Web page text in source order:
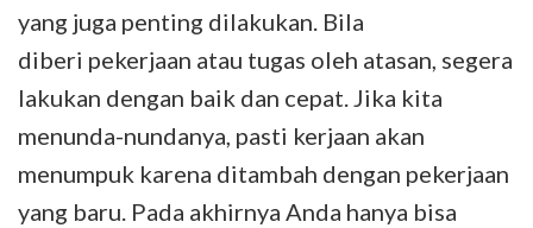
yang juga penting dilakukan. Bila
diberi pekerjaan atau tugas oleh atasan, segera
lakukan dengan baik dan cepat. Jika kita
menunda-nundanya, pasti kerjaan akan
menumpuk karena ditambah dengan pekerjaan
yang baru. Pada akhirnya Anda hanya bisa